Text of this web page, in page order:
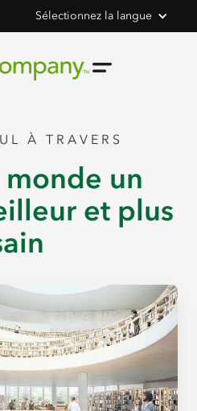
Sélectionnez la langue
À TRAVERS
monde un
et plus